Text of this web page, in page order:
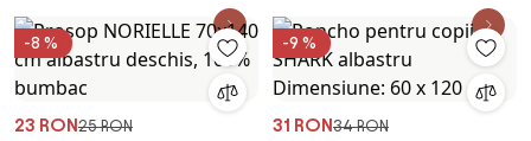
-8 %
23 RON25 RON
-9 %
31 RON34 RON